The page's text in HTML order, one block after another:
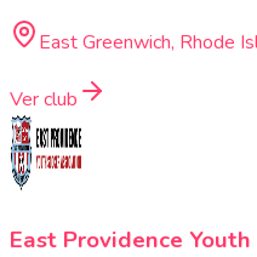
East Greenwich, Rhode
Ver club
East Providence